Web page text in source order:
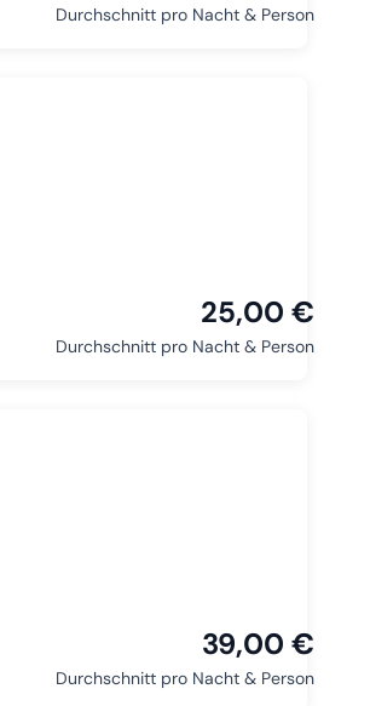
Durchschnitt pro Nacht & Person
25,00 €
Durchschnitt pro Nacht & Person
39,00 €
Durchschnitt pro Nacht & Person